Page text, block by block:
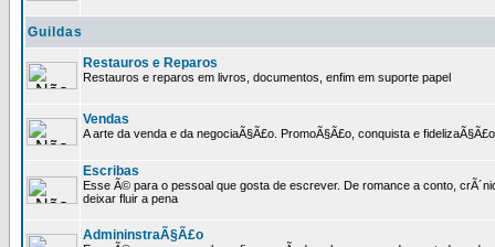
Guildas
Restauros e Reparos
Restauros e reparos em livros, documentos, enfim em suporte papel
Vendas
A arte da venda e da negociaÃ§Ã£o. PromoÃ§Ã£o, conquista e
Escribas
Esse Ã© para o pessoal que gosta de escrever. De romance a conto,
deixar fluir a pena
AdmininstraÃ§Ã£o